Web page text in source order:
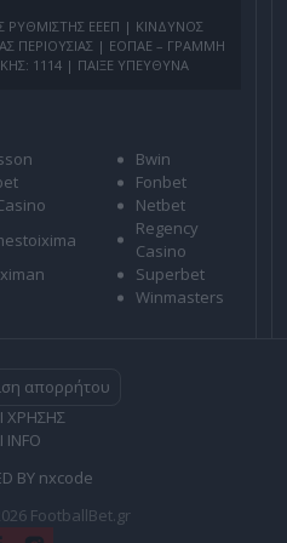
ΡΥΘΜΙΣΤΗΣ ΕΕΕΠ | ΚΙΝΔΥΝΟΣ
ΠΕΡΙΟΥΣΙΑΣ | ΕΟΠΑΕ – ΓΡΑΜΜΗ
1114 | ΠΑΙΞΕ ΥΠΕΥΘΥΝΑ
Bwin
Fonbet
Netbet
Regency
Casino
Superbet
Winmasters
απορρήτου
ΧΡΗΣΗΣ
INFO
BY nxcode
FootballBet.gr